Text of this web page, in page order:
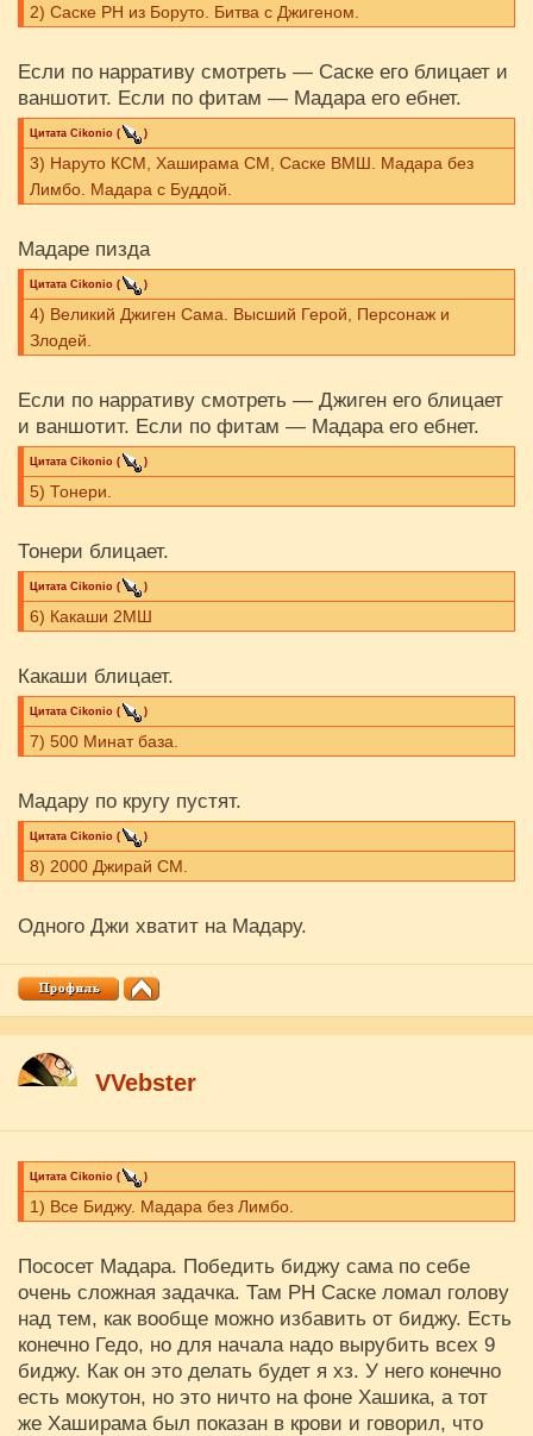
2) Саске РН из Боруто. Битва с Джигеном.
Если по нарративу смотреть — Саске его блицает и
ваншотит. Если по фитам — Мадара его ебнет.
Цитата Cikоnio ( )
3) Наруто КСМ, Хаширама СМ, Саске ВМШ. Мадара без
Лимбо. Мадара с Буддой.
Мадаре пизда
Цитата Cikоnio ( )
4) Великий Джиген Сама. Высший Герой, Персонаж и
Злодей.
Если по нарративу смотреть — Джиген его блицает
и ваншотит. Если по фитам — Мадара его ебнет.
Цитата Cikоnio ( )
5) Тонери.
Тонери блицает.
Цитата Cikоnio ( )
6) Какаши 2МШ
Какаши блицает.
Цитата Cikоnio ( )
7) 500 Минат база.
Мадару по кругу пустят.
Цитата Cikоnio ( )
8) 2000 Джирай СМ.
Одного Джи хватит на Мадару.
VVebster
Цитата Cikоnio ( )
1) Все Биджу. Мадара без Лимбо.
Пососет Мадара. Победить биджу сама по себе
очень сложная задачка. Там РН Саске ломал голову
над тем, как вообще можно избавить от биджу. Есть
конечно Гедо, но для начала надо вырубить всех 9
биджу. Как он это делать будет я хз. У него конечно
есть мокутон, но это ничто на фоне Хашика, а тот
же Хаширама был показан в крови и говорил, что